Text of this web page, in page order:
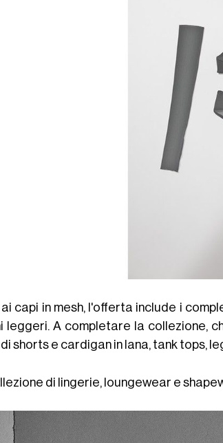
capi in mesh, l'offerta include i
leggeri. A completare la collezione,
shorts e cardigan in lana, tank tops,
di lingerie, loungewear e